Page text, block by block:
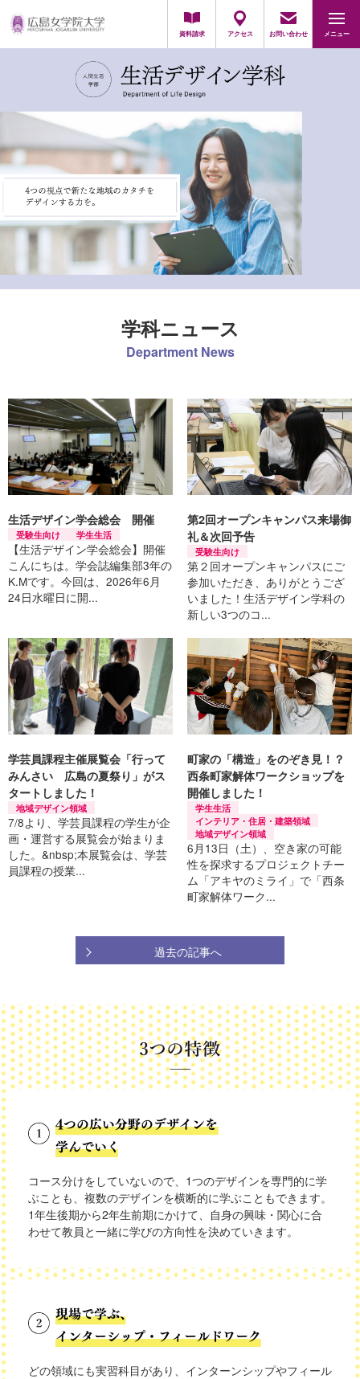
資料請求 アクセス お問い合わせ メニュー
採用担当の方
学科ニュース
Department News
生活デザイン学会総会 開催
受験生向け 学生生活
【生活デザイン学会総会】開催
こんにちは。学会誌編集部3年の
K.Mです。今回は、2026年6月
24日水曜日に開...
第2回オープンキャンパス来場御
礼＆次回予告
受験生向け
第２回オープンキャンパスにご
参加いただき、ありがとうござ
いました！生活デザイン学科の
新しい3つのコ...
学芸員課程主催展覧会「行って
みんさい 広島の夏祭り」がス
タートしました！
地域デザイン領域
7/8より、学芸員課程の学生が企
画・運営する展覧会が始まりま
した。&nbsp;本展覧会は、学芸
員課程の授業...
町家の「構造」をのぞき見！？
西条町家解体ワークショップを
開催しました！
学生生活
インテリア・住居・建築領域
地域デザイン領域
6月13日（土）、空き家の可能
性を探求するプロジェクトチー
ム「アキヤのミライ」で「西条
町家解体ワーク...
過去の記事へ
コース分けをしていないので、1つのデザインを専門的に学
ぶことも、複数のデザインを横断的に学ぶこともできます。
1年生後期から2年生前期にかけて、自身の興味・関心に合
わせて教員と一緒に学びの方向性を決めていきます。
どの領域にも実習科目があり、インターンシップやフィール